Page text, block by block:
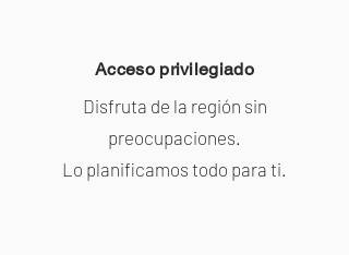
Acceso privilegiado
Disfruta de la región sin
preocupaciones.
Lo planificamos todo para ti.